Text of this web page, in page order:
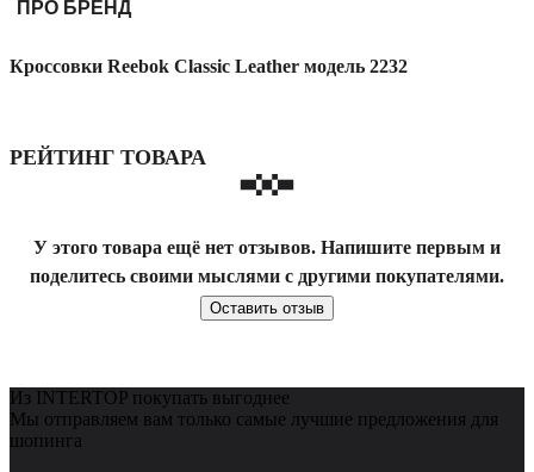
ПРО БРЕНД
Кроссовки Reebok Classic Leather модель 2232
РЕЙТИНГ ТОВАРА
У этого товара ещё нет отзывов. Напишите первым и
поделитесь своими мыслями с другими покупателями.
Оставить отзыв
Из INTERTOP покупать выгоднее
Мы отправляем вам только самые лучшие предложения для
шопинга